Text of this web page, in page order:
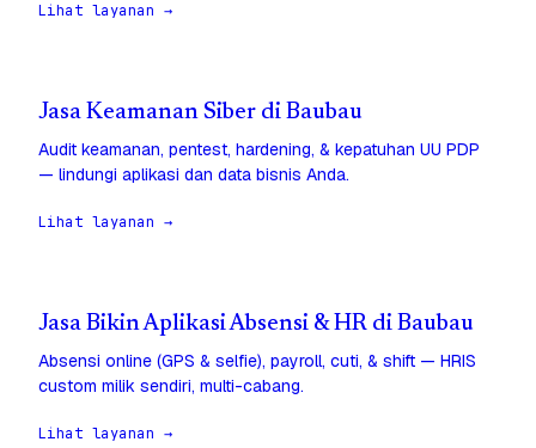
Lihat layanan →
Jasa Keamanan Siber di Baubau
Audit keamanan, pentest, hardening, & kepatuhan UU PDP
— lindungi aplikasi dan data bisnis Anda.
Lihat layanan →
Jasa Bikin Aplikasi Absensi & HR di Baubau
Absensi online (GPS & selfie), payroll, cuti, & shift — HRIS
custom milik sendiri, multi-cabang.
Lihat layanan →